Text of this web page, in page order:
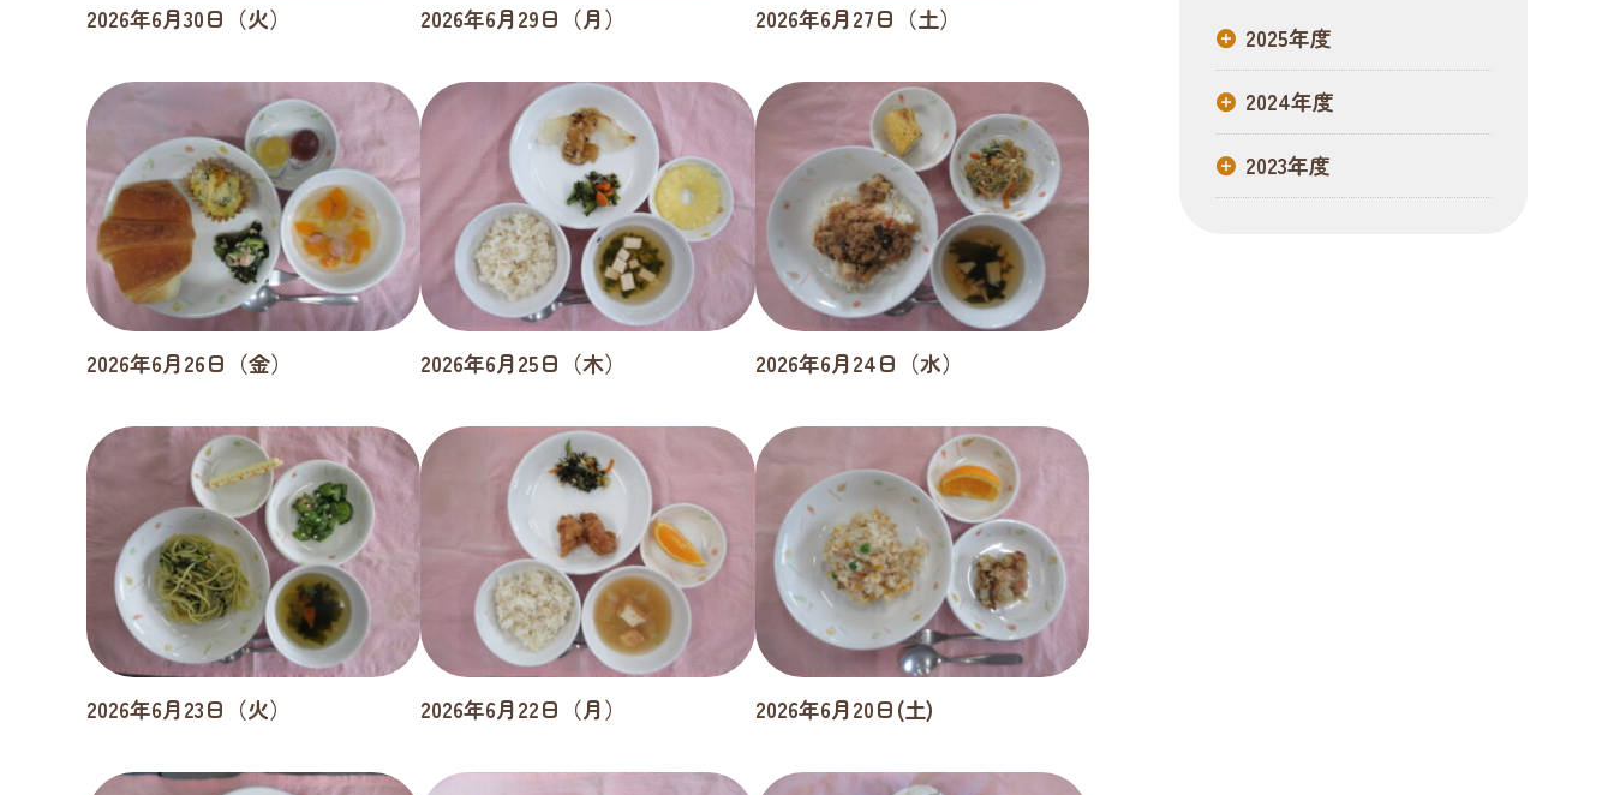
2026年6月30日（火） 2026年6月29日（月） 2026年6月27日（土）
2026年6月26日（金） 2026年6月25日（木） 2026年6月24日（水）
2026年6月23日（火） 2026年6月22日（月） 2026年6月20日(土)
2025年度
2024年度
2023年度